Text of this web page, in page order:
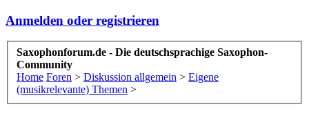
Anmelden oder registrieren
Saxophonforum.de - Die deutschsprachige Saxophon-
Community
Home Foren > Diskussion allgemein > Eigene
(musikrelevante) Themen >